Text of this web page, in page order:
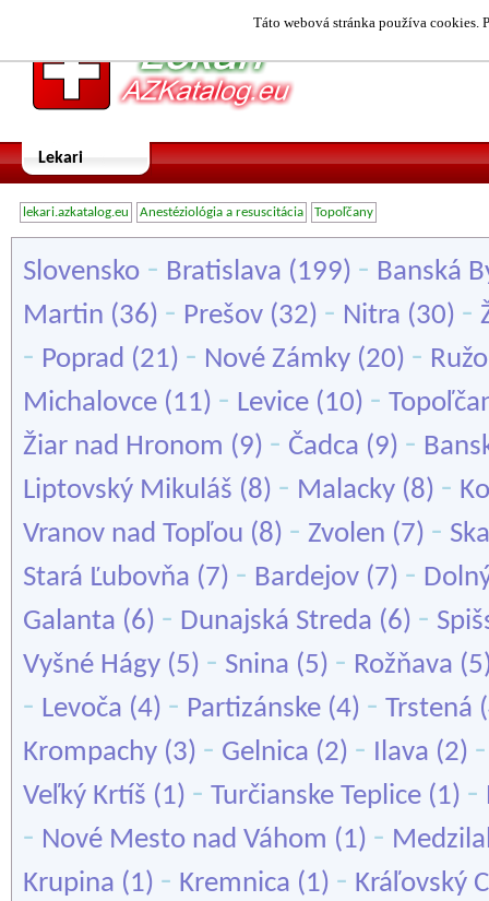
Táto webová stránka používa cookies.
Lekari
lekari.azkatalog.eu Anestéziológia a resuscitácia Topoľčany
Slovensko - Bratislava (199) - Banská
Martin (36) - Prešov (32) - Nitra (30) -
- Poprad (21) - Nové Zámky (20) -
Michalovce (11) - Levice (10) -
Žiar nad Hronom (9) - Čadca (9) -
Liptovský Mikuláš (8) - Malacky (8) -
Vranov nad Topľou (8) - Zvolen (7) -
Stará Ľubovňa (7) - Bardejov (7) -
Galanta (6) - Dunajská Streda (6) -
Vyšné Hágy (5) - Snina (5) - Rožňava
- Levoča (4) - Partizánske (4) - Trstená
Krompachy (3) - Gelnica (2) - Ilava (2)
Veľký Krtíš (1) - Turčianske Teplice (1) -
- Nové Mesto nad Váhom (1) -
Krupina (1) - Kremnica (1) - Kráľovský